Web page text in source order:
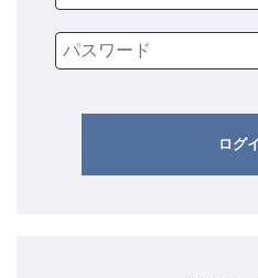
ログ